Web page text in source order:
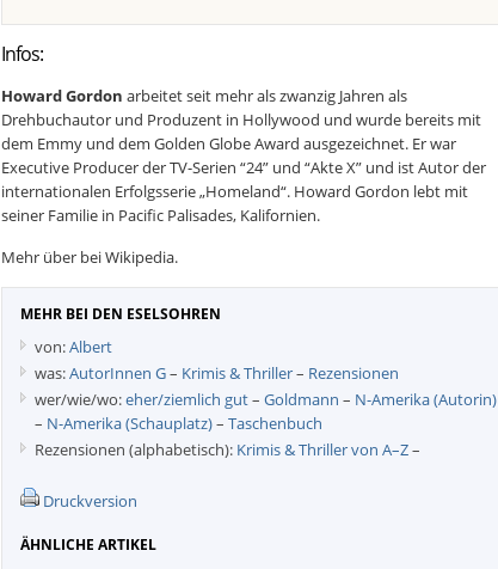
Infos:
Howard Gordon arbeitet seit mehr als zwanzig Jahren als
Drehbuchautor und Produzent in Hollywood und wurde bereits mit
dem Emmy und dem Golden Globe Award ausgezeichnet. Er war
Executive Producer der TV-Serien “24” und “Akte X” und ist Autor der
internationalen Erfolgsserie „Homeland“. Howard Gordon lebt mit
seiner Familie in Pacific Palisades, Kalifornien.
Mehr über bei Wikipedia.
MEHR BEI DEN ESELSOHREN
von:Albert
was:AutorInnen G– Krimis & Thriller– Rezensionen
wer/wie/wo:eher/ziemlich gut– Goldmann – N-Amerika (Autorin)
– N-Amerika (Schauplatz)– Taschenbuch
Rezensionen (alphabetisch): Krimis & Thriller von A–Z–
Druckversion
ÄHNLICHE ARTIKEL